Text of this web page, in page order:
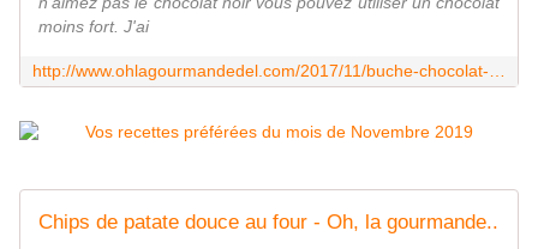
moins fort. J'ai
Chips de patate douce au four - Oh, la gourmande..